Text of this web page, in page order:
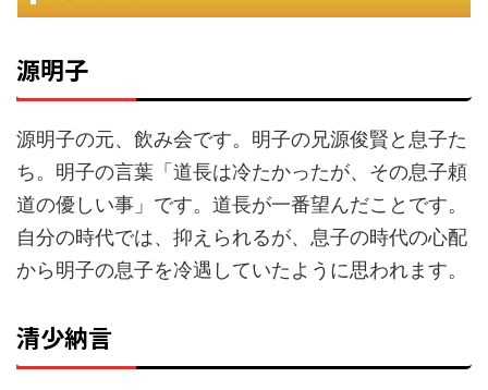
源明子
源明子の元、飲み会です。明子の兄源俊賢と息子た
ち。明子の言葉「道長は冷たかったが、その息子頼
道の優しい事」です。道長が一番望んだことです。
自分の時代では、抑えられるが、息子の時代の心配
から明子の息子を冷遇していたように思われます。
清少納言